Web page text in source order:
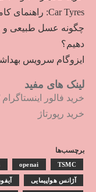
Car Tyres: راهنمای کامل خرید تایر
چگونه عسل طبیعی و
دهیم؟
ایزوگام سرویس
لینک های مفید
خرید فالور اینستاگرام
خرید رپورتاژ
برچسب‌ها
openai TSMC
آژانس هواپیمایی